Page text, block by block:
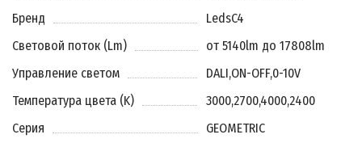
Бренд
LedsC4
Световой поток (Lm)
от 5140lm до 17808lm
Управление светом
DALI,ON-OFF,0-10V
Температура цвета (K)
3000,2700,4000,2400
Серия
GEOMETRIC